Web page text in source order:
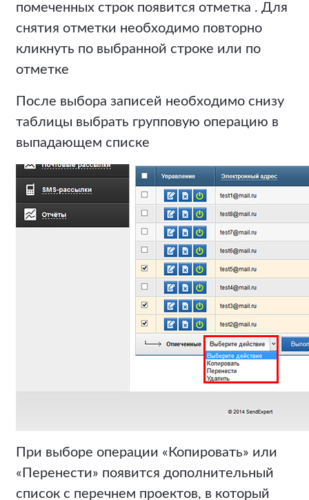
помеченных строк появится отметка . Для
снятия отметки необходимо повторно
кликнуть по выбранной строке или по
отметке
После выбора записей необходимо снизу
таблицы выбрать групповую операцию в
выпадающем списке
При выборе операции «Копировать» или
«Перенести» появится дополнительный
список с перечнем проектов, в который